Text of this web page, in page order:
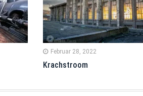
Februar 28, 2022
Krachstroom